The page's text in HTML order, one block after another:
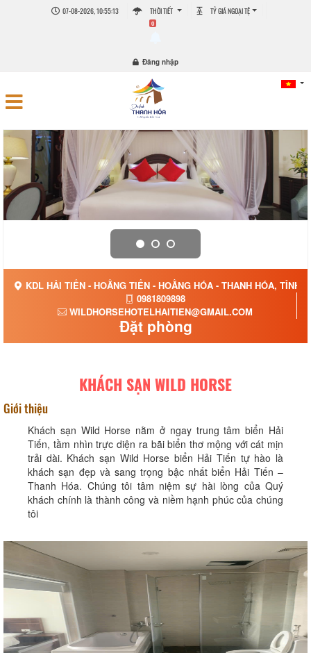
07-08-2026, 10:55:14 THỜI TIẾT TỶ GIÁ NGOẠI TỆ
0
Đăng nhập
KDL HẢI TIẾN - HOẰNG TIẾN - HOẰNG HÓA - THANH HÓA, TỈNH
0981809898
WILDHORSEHOTELHAITIEN@GMAIL.COM
Đặt phòng
KHÁCH SẠN WILD HORSE
Giới thiệu
Khách sạn Wild Horse nằm ở ngay trung tâm biển Hải
Tiến, tầm nhìn trực diện ra bãi biển thơ mộng với cát mịn
trải dài. Khách sạn Wild Horse biển Hải Tiến tự hào là
khách sạn đẹp và sang trọng bậc nhất biển Hải Tiến –
Thanh Hóa. Chúng tôi tâm niệm sự hài lòng của Quý
khách chính là thành công và niềm hạnh phúc của chúng
tôi